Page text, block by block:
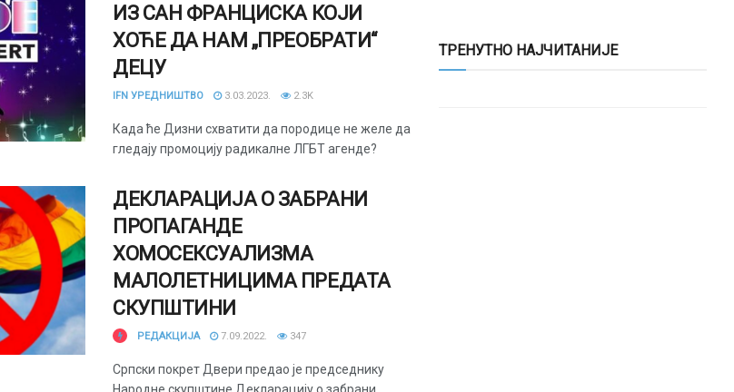
ИЗ САН ФРАНЦИСКА КОЈИ
ХОЋЕ ДА НАМ „ПРЕОБРАТИ“
ДЕЦУ
IFN УРЕДНИШТВО 3.03.2023. 2.3K
Када ће Дизни схватити да породице не желе да
гледају промоцију радикалне ЛГБТ агенде?
ДЕКЛАРАЦИЈА О ЗАБРАНИ
ПРОПАГАНДЕ
ХОМОСЕКСУАЛИЗМА
МАЛОЛЕТНИЦИМА ПРЕДАТА
СКУПШТИНИ
РЕДАКЦИЈА 7.09.2022. 347
Српски покрет Двери предао је председнику
ТРЕНУТНО НАЈЧИТАНИЈЕ